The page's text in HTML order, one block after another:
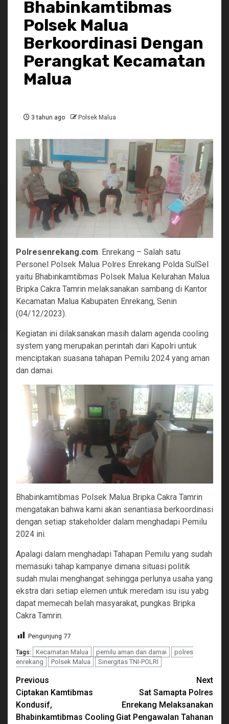
Bhabinkamtibmas
Polsek Malua
Berkoordinasi Dengan
Perangkat Kecamatan
Malua
3 tahun ago Polsek Malua
Polresenrekang.com. Enrekang – Salah satu
Personel Polsek Malua Polres Enrekang Polda SulSel
yaitu Bhabinkamtibmas Polsek Malua Kelurahan Malua
Bripka Cakra Tamrin melaksanakan sambang di Kantor
Kecamatan Malua Kabupaten Enrekang, Senin
(04/12/2023).
Kegiatan ini dilaksanakan masih dalam agenda cooling
system yang merupakan perintah dari Kapolri untuk
menciptakan suasana tahapan Pemilu 2024 yang aman
dan damai.
Bhabinkamtibmas Polsek Malua Bripka Cakra Tamrin
mengatakan bahwa kami akan senantiasa berkoordinasi
dengan setiap stakeholder dalam menghadapi Pemilu
2024 ini.
Apalagi dalam menghadapi Tahapan Pemilu yang sudah
memasuki tahap kampanye dimana situasi politik
sudah mulai menghangat sehingga perlunya usaha yang
ekstra dari setiap elemen untuk meredam isu isu yabg
dapat memecah belah masyarakat, pungkas Bripka
Cakra Tamrin.
Pengunjung 77
Tags: Kecamatan Malua pemilu aman dan damai
polres
enrekang
Polsek Malua Sinergitas TNI-POLRI
Continue
Reading
Previous
Ciptakan Kamtibmas
Kondusif,
Bhabinkamtibmas Cooling
Next
Sat Samapta Polres
Enrekang Melaksanakan
Giat Pengawalan Tahanan